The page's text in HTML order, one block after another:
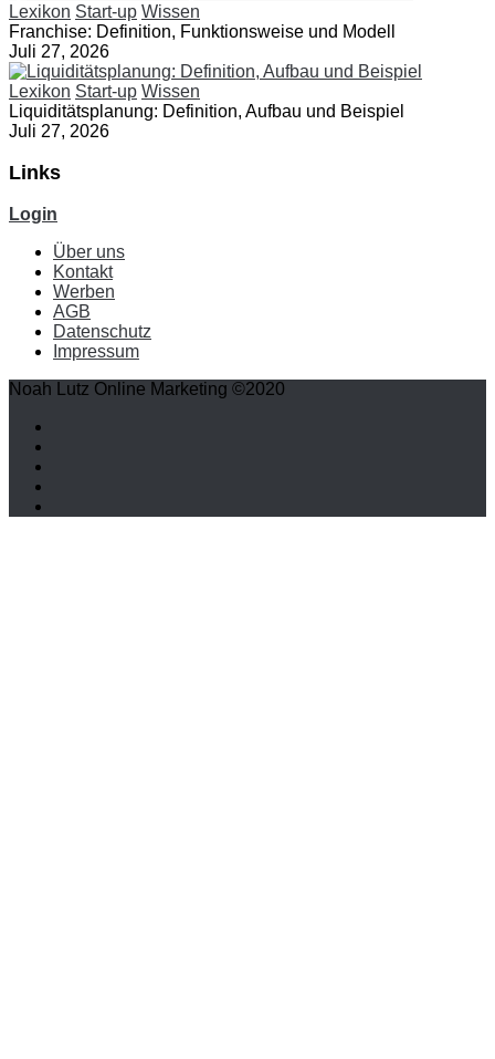
Lexikon Start-up Wissen
Franchise: Definition, Funktionsweise und Modell
Juli 27, 2026
Lexikon Start-up Wissen
Liquiditätsplanung: Definition, Aufbau und Beispiel
Juli 27, 2026
Links
Login
Über uns
Kontakt
Werben
AGB
Datenschutz
Impressum
Noah Lutz Online Marketing ©2020